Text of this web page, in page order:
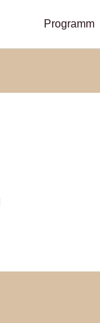
Programm